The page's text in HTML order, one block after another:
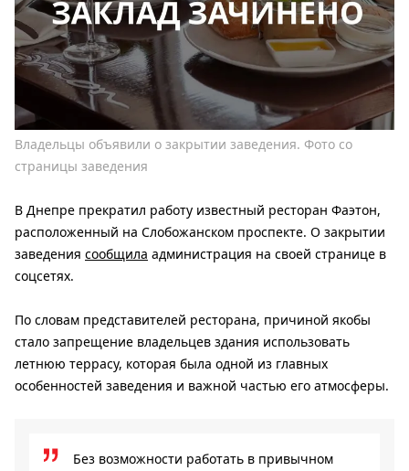
Владельцы объявили о закрытии заведения. Фото со
страницы заведения
В Днепре прекратил работу известный ресторан Фаэтон,
расположенный на Слобожанском проспекте. О закрытии
заведения сообщила администрация на своей странице в
соцсетях.
По словам представителей ресторана, причиной якобы
стало запрещение владельцев здания использовать
летнюю террасу, которая была одной из главных
особенностей заведения и важной частью его атмосферы.
Без возможности работать в привычном